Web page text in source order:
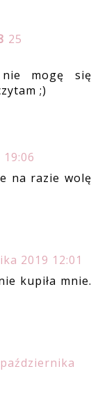
25
mogę się
;)
na razie wolę
2019 12:01
kupiła mnie.